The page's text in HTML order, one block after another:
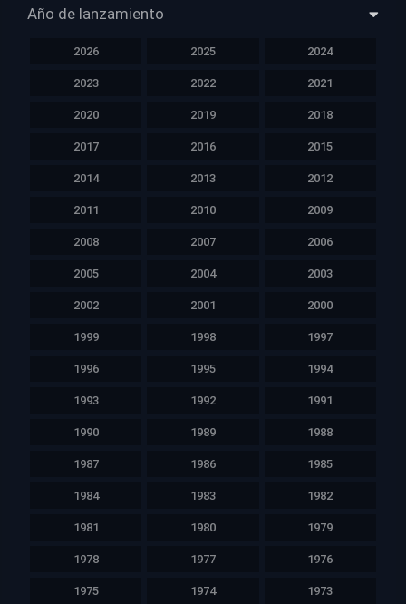
Año de lanzamiento
2026 2025 2024
2023 2022 2021
2020 2019 2018
2017 2016 2015
2014 2013 2012
2011 2010 2009
2008 2007 2006
2005 2004 2003
2002 2001 2000
1999 1998 1997
1996 1995 1994
1993 1992 1991
1990 1989 1988
1987 1986 1985
1984 1983 1982
1981 1980 1979
1978 1977 1976
1975 1974 1973